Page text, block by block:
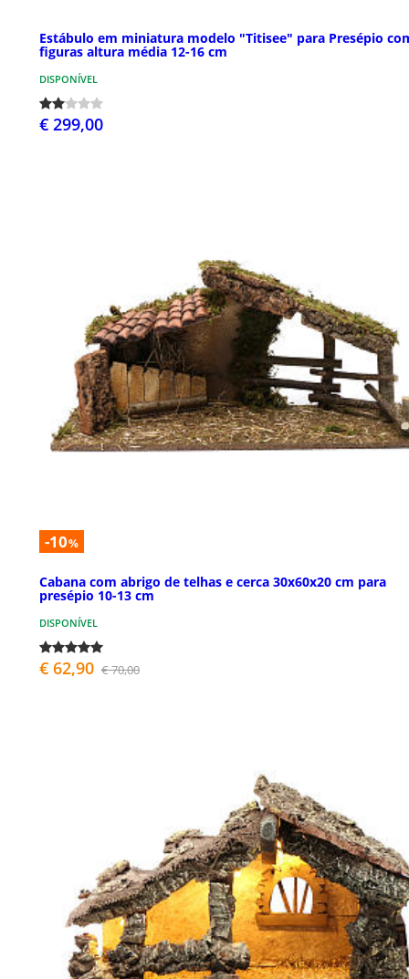
Estábulo em miniatura modelo "Titisee" para Presépio
figuras altura média 12-16 cm
DISPONÍVEL
€ 299,00
-10%
Cabana com abrigo de telhas e cerca 30x60x20 cm para
presépio 10-13 cm
DISPONÍVEL
€ 62,90 € 70,00